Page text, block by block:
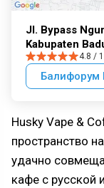
Jl. Bypass
Kabupaten
4.8 /
Балифорум
Husky Vape &
пространство
удачно
кафе с русской